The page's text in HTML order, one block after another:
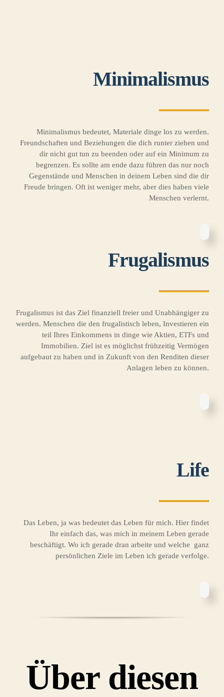
Minimalismus
Minimalismus bedeutet, Materiale dinge los zu werden.
Freundschaften und Beziehungen die dich runter ziehen und
dir nicht gut tun zu beenden oder auf ein Minimum zu
begrenzen. Es sollte am ende dazu führen das nur noch
Gegenstände und Menschen in deinem Leben sind die dir
Freude bringen. Oft ist weniger mehr, aber dies haben viele
Menschen verlernt.
Frugalismus
Frugalismus ist das Ziel finanziell freier und Unabhängiger zu
werden. Menschen die den frugalistisch leben, Investieren ein
teil Ihres Einkommens in dinge wie Aktien, ETFs und
Immobilien. Ziel ist es möglichst frühzeitig Vermögen
aufgebaut zu haben und in Zukunft von den Renditen dieser
Anlagen leben zu können.
Life
Das Leben, ja was bedeutet das Leben für mich. Hier findet
Ihr einfach das, was mich in meinem Leben gerade
beschäftigt. Wo ich gerade dran arbeite und welche ganz
persönlichen Ziele im Leben ich gerade verfolge.
Über diesen